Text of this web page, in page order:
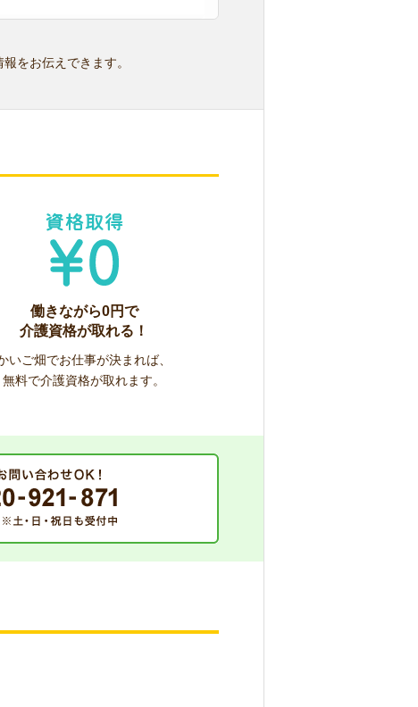
をお伝えできます。
働きながら0円で
介護資格が取れる！
いご畑でお仕事が決まれば、
無料で介護資格が取れます。